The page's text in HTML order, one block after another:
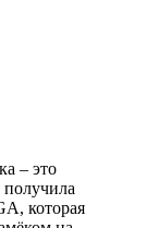
– это
которая